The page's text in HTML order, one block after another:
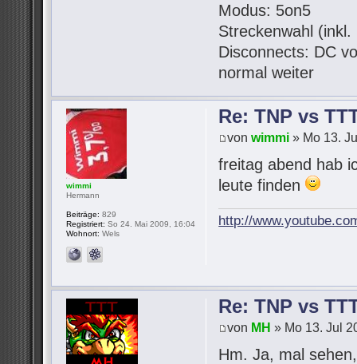
Modus: 5on5
Streckenwahl
Disconnects: DC
normal weiter
Re: TNP vs
vonwimmi » Mo 13.
freitag abend hab
leute finden
http://
wimmi
Hermann
Beiträge: 829
Registriert: So 24. Mai 2009, 16:04
Wohnort: Wels
Re: TNP vs
von MH » Mo 13. Jul
Hm. Ja, mal